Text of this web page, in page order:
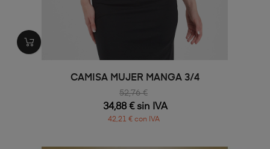
CAMISA MUJER MANGA 3/4
52,76 €
34,88 € sin IVA
42,21 € con IVA